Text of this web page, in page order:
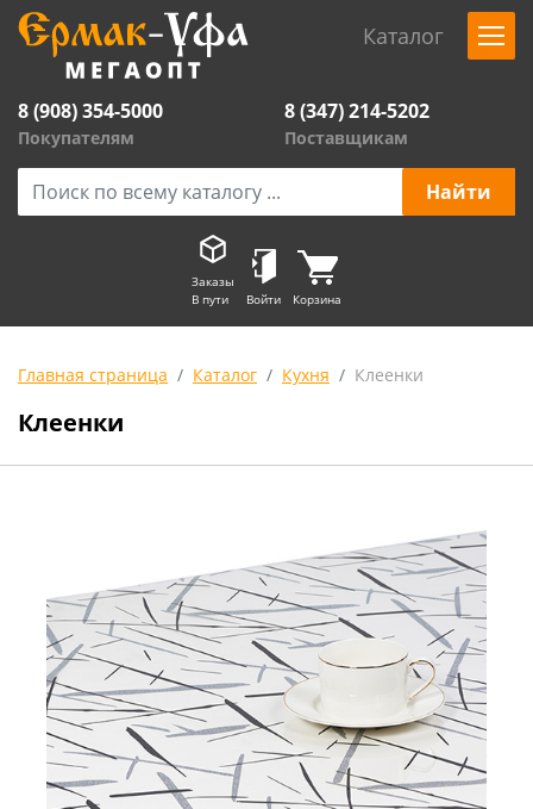
Каталог
8 (908) 354-5000
Покупателям
8 (347) 214-5202
Поставщикам
Заказы
В пути
Войти Корзина
Главная страница Каталог Кухня Клеенки
Клеенки